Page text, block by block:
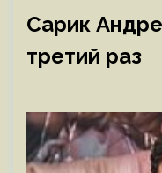
Сарик
третий раз